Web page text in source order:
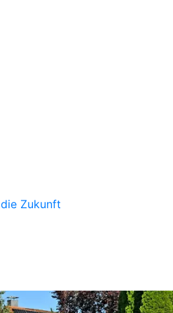
Zukunft